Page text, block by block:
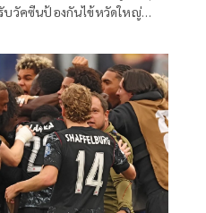
บวัคซีนป้องกันไข้หวัดใหญ่